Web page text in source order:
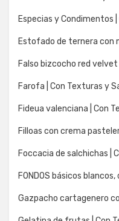
Especias y Condimentos
Estofado de ternera con
Falso bizcocho red
Farofa | Con Texturas y
Fideua valenciana | Con
Filloas con crema
Foccacia de salchichas |
FONDOS básicos
Gazpacho cartagenero